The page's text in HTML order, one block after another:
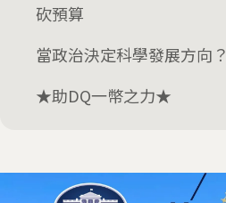
砍預算
當政治決定科學發展方向？
★助DQ一幣之力★